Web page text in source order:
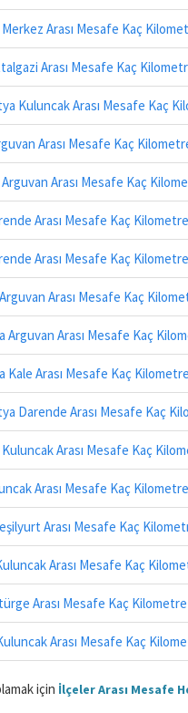
Arası Mesafe Kaç
Arası Mesafe Kaç
Kuluncak Arası Mesafe Kaç
Arası Mesafe Kaç
Arası Mesafe Kaç
Arası Mesafe Kaç Kilometre
Arası Mesafe Kaç Kilometre
Arası Mesafe Kaç
Arguvan Arası Mesafe Kaç
Kale Arası Mesafe Kaç Kilometre
Darende Arası Mesafe Kaç
Arası Mesafe Kaç
Arası Mesafe Kaç Kilometre
Arası Mesafe Kaç
Arası Mesafe Kaç
Arası Mesafe Kaç Kilometre
Arası Mesafe Kaç
için İlçeler Arası Mesafe